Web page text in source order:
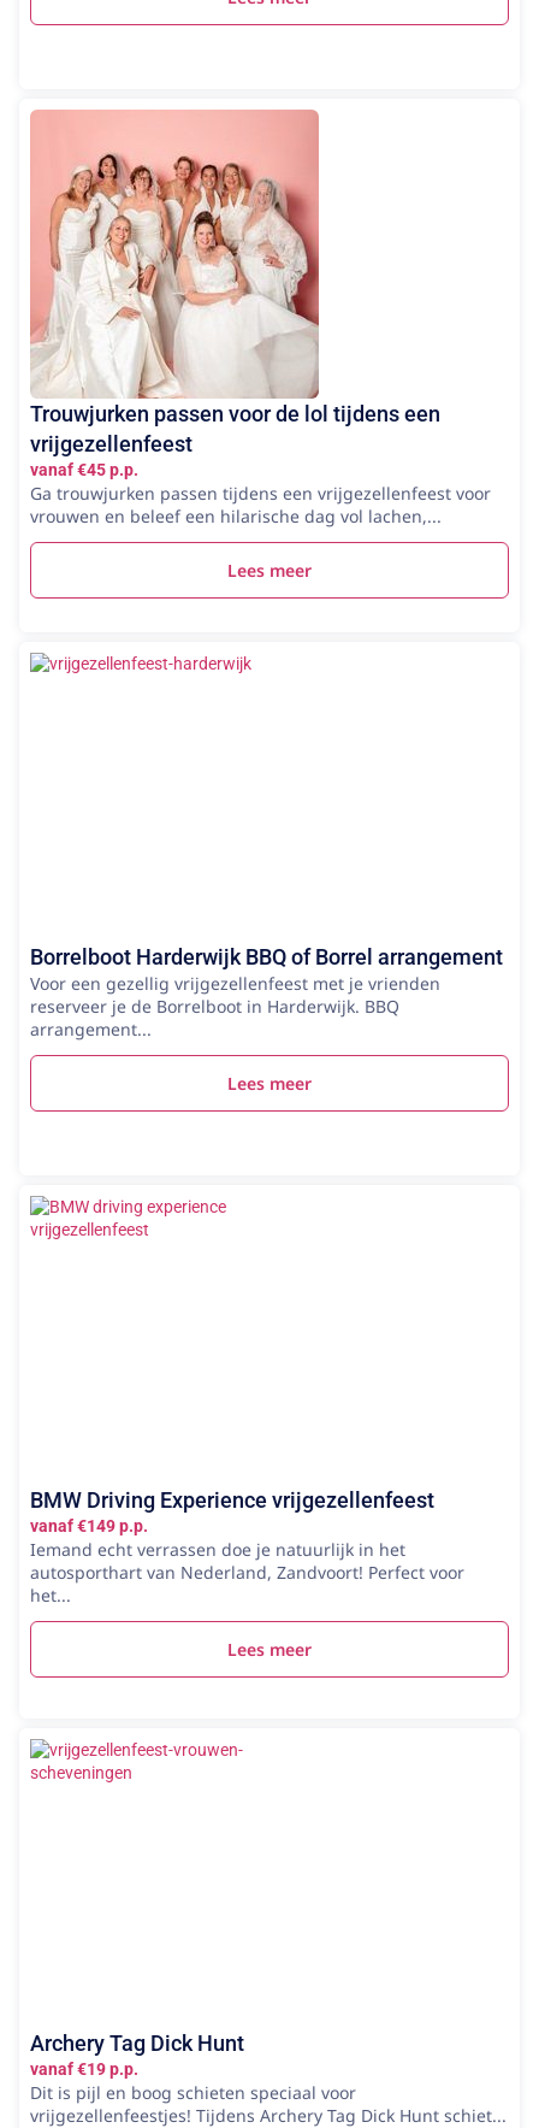
Trouwjurken passen voor de lol tijdens een
vrijgezellenfeest
vanaf €45 p.p.
Ga trouwjurken passen tijdens een vrijgezellenfeest voor
vrouwen en beleef een hilarische dag vol lachen,...
Lees meer
Borrelboot Harderwijk BBQ of Borrel arrangement
Voor een gezellig vrijgezellenfeest met je vrienden
reserveer je de Borrelboot in Harderwijk. BBQ
arrangement...
Lees meer
BMW Driving Experience vrijgezellenfeest
vanaf €149 p.p.
Iemand echt verrassen doe je natuurlijk in het
autosporthart van Nederland, Zandvoort! Perfect voor
het...
Lees meer
Archery Tag Dick Hunt
vanaf €19 p.p.
Dit is pijl en boog schieten speciaal voor
vrijgezellenfeestjes! Tijdens Archery Tag Dick Hunt schiet...